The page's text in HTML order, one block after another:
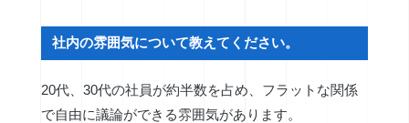
社内の雰囲気について教えてください。
20代、30代の社員が約半数を占め、フラットな関係
で自由に議論ができる雰囲気があります。